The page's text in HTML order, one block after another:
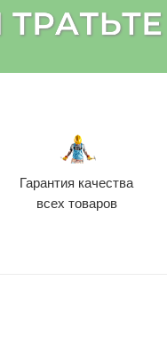
Гарантия качества
всех товаров